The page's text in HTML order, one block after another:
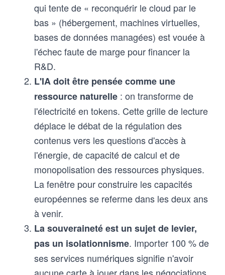
qui tente de « reconquérir le cloud par le
bas » (hébergement, machines virtuelles,
bases de données managées) est vouée à
l'échec faute de marge pour financer la
R&D.
L'IA doit être pensée comme une
ressource naturelle : on transforme de
l'électricité en tokens. Cette grille de lecture
déplace le débat de la régulation des
contenus vers les questions d'accès à
l'énergie, de capacité de calcul et de
monopolisation des ressources physiques.
La fenêtre pour construire les capacités
européennes se referme dans les deux ans
à venir.
La souveraineté est un sujet de levier,
pas un isolationnisme. Importer 100 % de
ses services numériques signifie n'avoir
aucune carte à jouer dans les négociations